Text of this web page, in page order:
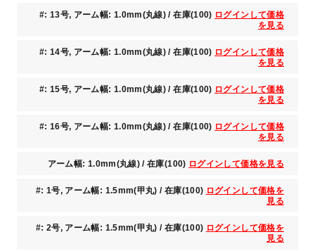
#: 13号, アーム幅: 1.0mm(丸線) / 在庫(100) ログインして価格
を見る
#: 14号, アーム幅: 1.0mm(丸線) / 在庫(100) ログインして価格
を見る
#: 15号, アーム幅: 1.0mm(丸線) / 在庫(100) ログインして価格
を見る
#: 16号, アーム幅: 1.0mm(丸線) / 在庫(100) ログインして価格
を見る
アーム幅: 1.0mm(丸線) / 在庫(100) ログインして価格を見る
#: 1号, アーム幅: 1.5mm(甲丸) / 在庫(100) ログインして価格を
見る
#: 2号, アーム幅: 1.5mm(甲丸) / 在庫(100) ログインして価格を
見る